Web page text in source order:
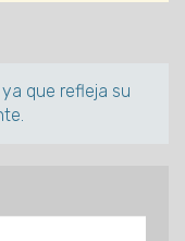
que refleja su